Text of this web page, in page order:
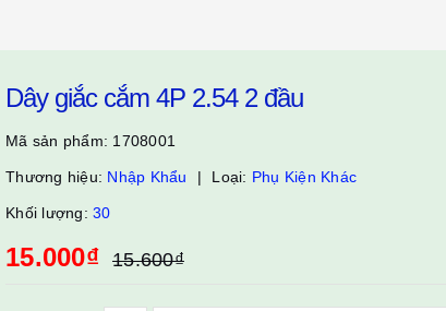
Dây giắc cắm 4P 2.54 2 đầu
Mã sản phẩm: 1708001
Thương hiệu: Nhập Khẩu Loại: Phụ Kiện Khác
Khối lượng: 30
15.000₫ 15.600₫